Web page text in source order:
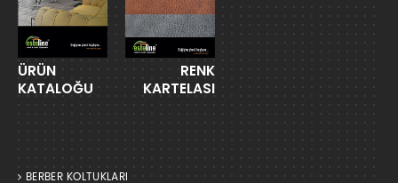
ÜRÜN
KATALOĞU
RENK
KARTELASI
BERBER KOLTUKLARI